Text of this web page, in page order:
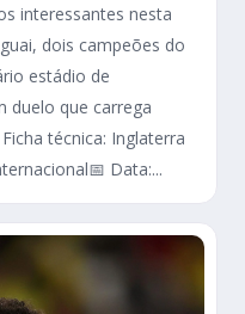
interessantes nesta
dois campeões do
estádio de
duelo que carrega
técnica: Inglaterra
Data:...